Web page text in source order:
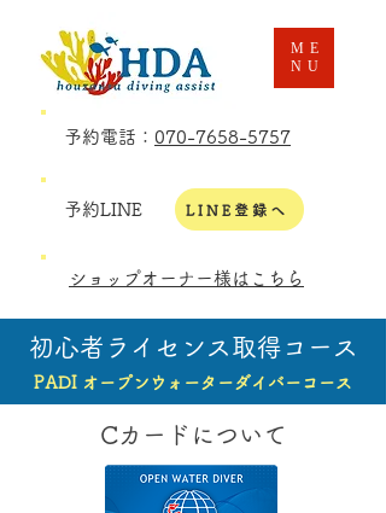
予約電話： 070-7658-5757
予約LINE LINE登録へ
ショップオーナー様はこちら
ME
NU
初心者ライセンス取得コース
PADI オープンウォーターダイバーコース
Cカードについて